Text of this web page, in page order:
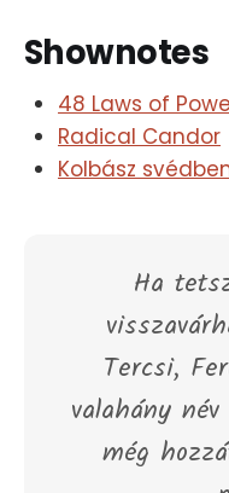
Shownotes
48 Laws of
Radical Candor
Kolbász
Ha
Tercsi,
valahány
még